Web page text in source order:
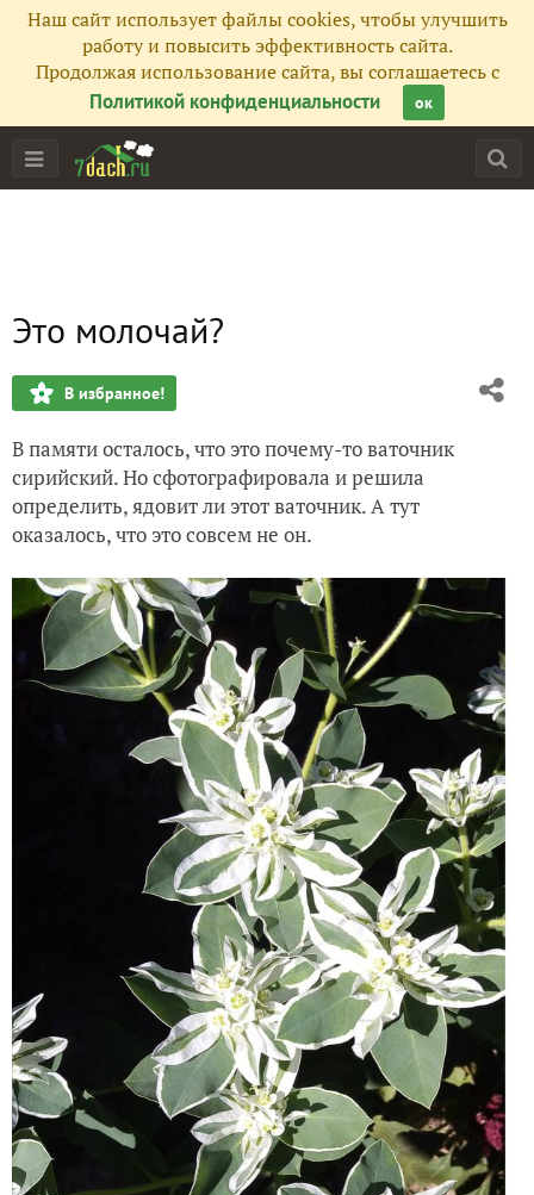
Наш сайт использует файлы cookies, чтобы улучшить
работу и повысить эффективность сайта.
Продолжая использование сайта, вы соглашаетесь с
Политикой конфиденциальности
ок
Это молочай?
В избранное!
В памяти осталось, что это почему-то ваточник
сирийский. Но сфотографировала и решила
определить, ядовит ли этот ваточник. А тут
оказалось, что это совсем не он.